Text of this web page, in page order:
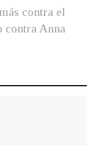
contra el
contra Anna